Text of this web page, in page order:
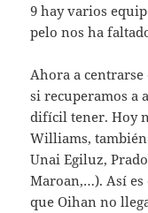
9 hay varios
pelo nos ha
Ahora a
si recuperamos a
difícil tener. Hoy
Williams,
Unai Egiluz,
Maroan,…). Así es
que Oihan no